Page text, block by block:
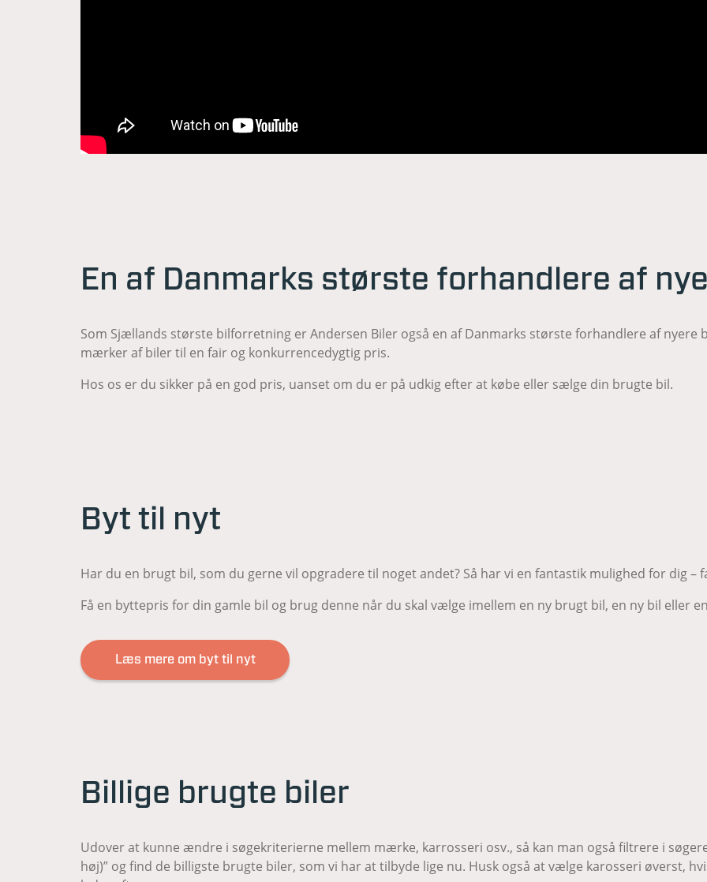
En af Danmarks største forhandlere af
Som Sjællands største bilforretning er Andersen Biler også en af Danmarks største forhandlere af nyere
mærker af biler til en fair og konkurrencedygtig pris.
Hos os er du sikker på en god pris, uanset om du er på udkig efter at købe eller sælge din brugte bil.
Byt til nyt
Har du en brugt bil, som du gerne vil opgradere til noget andet? Så har vi en fantastik mulighed for dig –
Få en byttepris for din gamle bil og brug denne når du skal vælge imellem en ny brugt bil, en ny bil eller
Læs mere om byt til nyt
Billige brugte biler
Udover at kunne ændre i søgekriterierne mellem mærke, karrosseri osv., så kan man også filtrere i
høj)” og find de billigste brugte biler, som vi har at tilbyde lige nu. Husk også at vælge karosseri øverst,